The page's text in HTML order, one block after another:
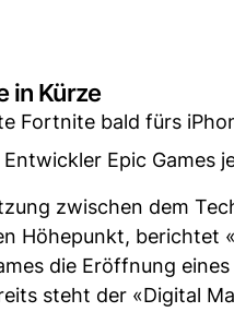
in Kürze
Fortnite bald fürs
Epic Games
zwischen dem
Höhepunkt, berichtet
die Eröffnung
steht der «Digital